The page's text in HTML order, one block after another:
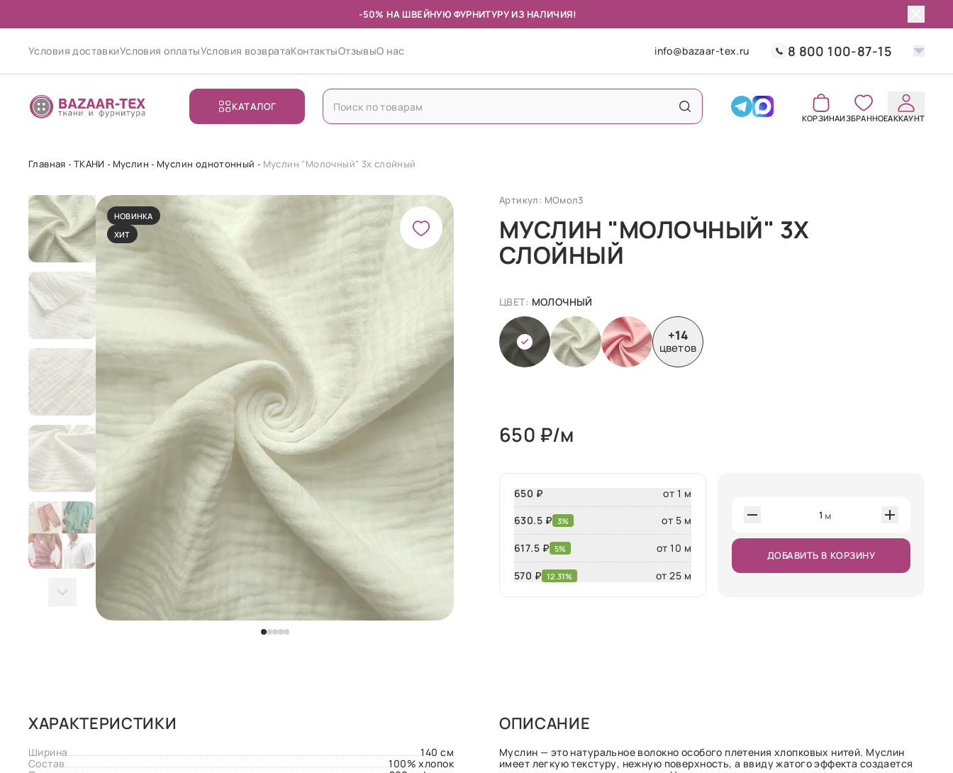
-50% НА ШВЕЙНУЮ ФУРНИТУРУ ИЗ НАЛИЧИЯ!
Условия доставкиУсловия оплатыУсловия возвратаКонтактыОтзывыО нас info@bazaar-tex.ru 8 800 100-87-15
КАТАЛОГ
КОРЗИНАИЗБРАННОЕАККАУНТ
Главная ТКАНИ Муслин Муслин однотонный Муслин "Молочный" 3х слойный
НОВИНКА
ХИТ
Артикул: МОмол3
МУСЛИН "МОЛОЧНЫЙ" 3Х
СЛОЙНЫЙ
ЦВЕТ: МОЛОЧНЫЙ
+14
цветов
650 ₽/м
650 ₽
от 1 м
630.5 ₽ 3% от 5 м
617.5 ₽ 5% от 10 м
570 ₽ 12.31% от 25 м
1 м
ДОБАВИТЬ В КОРЗИНУ
ХАРАКТЕРИСТИКИ
Ширина
140 см
Состав
100% хлопок
ОПИСАНИЕ
Муслин — это натуральное волокно особого плетения хлопковых нитей. Муслин
имеет легкую текстуру, нежную поверхность, а ввиду жатого эффекта создается